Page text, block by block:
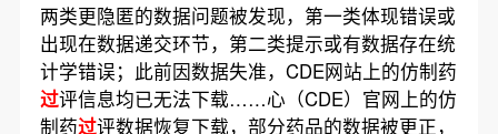
两类更隐匿的数据问题被发现，第一类体现错误或
出现在数据递交环节，第二类提示或有数据存在统
计学错误；此前因数据失准，CDE网站上的仿制药
过评信息均已无法下载……心（CDE）官网上的仿
制药过评数据恢复下载，部分药品的数据被更正，